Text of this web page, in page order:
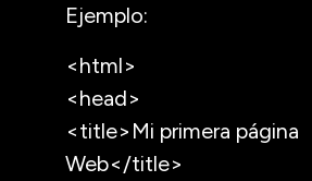
Ejemplo:
<html>
<head>
<title>Mi primera página
Web</title>